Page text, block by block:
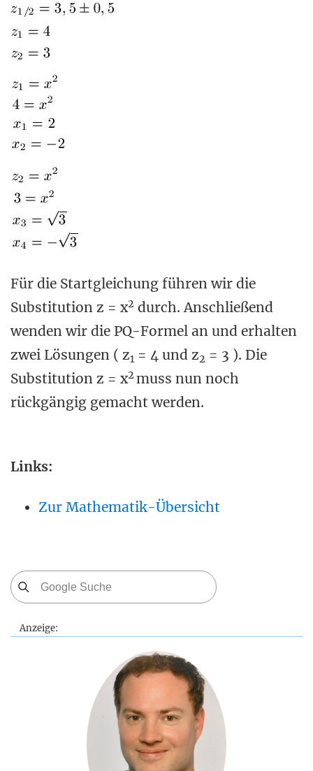
Für die Startgleichung führen wir die
Substitution z = x2 durch. Anschließend
wenden wir die PQ-Formel an und erhalten
zwei Lösungen ( z1 = 4 und z2 = 3 ). Die
Substitution z = x2 muss nun noch
rückgängig gemacht werden.
Links:
Zur Mathematik-Übersicht
Anzeige: